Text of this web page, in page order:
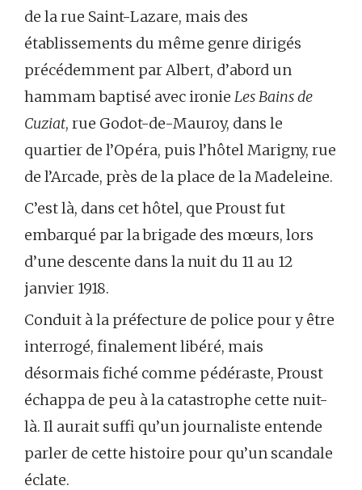
de la rue Saint-Lazare, mais des
établissements du même genre dirigés
précédemment par Albert, d’abord un
hammam baptisé avec ironie Les Bains de
Cuziat, rue Godot-de-Mauroy, dans le
quartier de l’Opéra, puis l’hôtel Marigny, rue
de l’Arcade, près de la place de la Madeleine.
C’est là, dans cet hôtel, que Proust fut
embarqué par la brigade des mœurs, lors
d’une descente dans la nuit du 11 au 12
janvier 1918.
Conduit à la préfecture de police pour y être
interrogé, finalement libéré, mais
désormais fiché comme pédéraste, Proust
échappa de peu à la catastrophe cette nuit-
là. Il aurait suffi qu’un journaliste entende
parler de cette histoire pour qu’un scandale
éclate.